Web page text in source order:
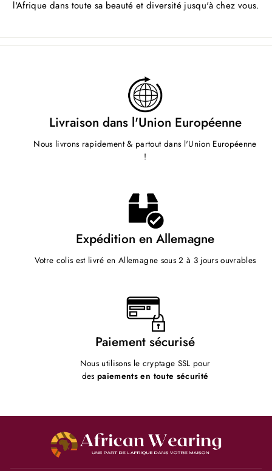
l'Afrique dans toute sa beauté et diversité jusqu'à chez vous.
Livraison dans l'Union Européenne
Nous livrons rapidement & partout dans l'Union Européenne
!
Expédition en Allemagne
Votre colis est livré en Allemagne sous 2 à 3 jours ouvrables
Paiement sécurisé
Nous utilisons le cryptage SSL pour
despaiements en toute sécurité